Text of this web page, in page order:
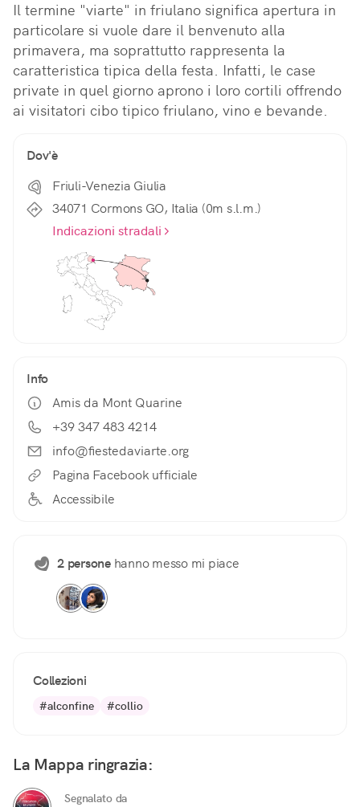
Il termine "viarte" in friulano significa apertura in
particolare si vuole dare il benvenuto alla
primavera, ma soprattutto rappresenta la
caratteristica tipica della festa. Infatti, le case
private in quel giorno aprono i loro cortili offrendo
ai visitatori cibo tipico friulano, vino e bevande.
Dov'è
Friuli-Venezia Giulia
34071 Cormons GO, Italia (0m s.l.m.)
Indicazioni stradali
Info
Amis da Mont Quarine
+39 347 483 4214
info@fiestedaviarte.org
Pagina Facebook ufficiale
Accessibile
2 personehanno messo mi piace
Collezioni
#alconfine #collio
La Mappa ringrazia:
Segnalato da